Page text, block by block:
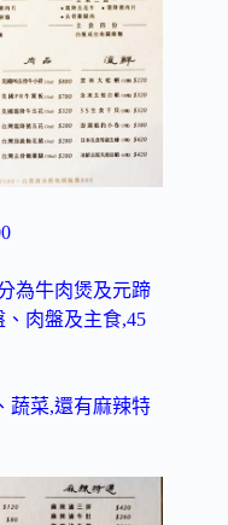
為牛肉煲及元蹄
肉盤及主食,45
蔬菜,還有麻辣特